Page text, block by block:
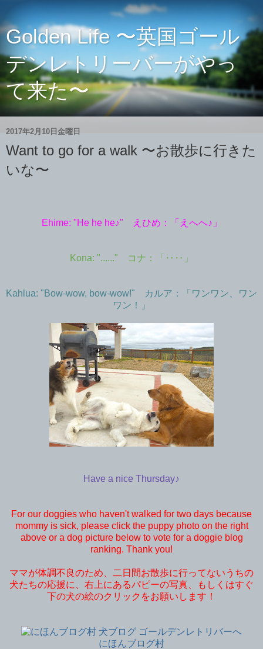
Golden Life 〜英国ゴール
デンレトリーバーがやっ
て来た〜
2017年2月10日金曜日
Want to go for a walk 〜お散歩に行きた
いな〜
Ehime: "He he he♪" えひめ：「えへへ♪」
Kona: "......" コナ：「‥‥」
Kahlua: "Bow-wow, bow-wow!" カルア：「ワンワン、ワン
ワン！」
Have a nice Thursday♪
For our doggies who haven't walked for two days because
mommy is sick, please click the puppy photo on the right
above or a dog picture below to vote for a doggie blog
ranking. Thank you!
ママが体調不良のため、二日間お散歩に行ってないうちの
犬たちの応援に、右上にあるパピーの写真、もしくはすぐ
下の犬の絵のクリックをお願いします！
にほんブログ村